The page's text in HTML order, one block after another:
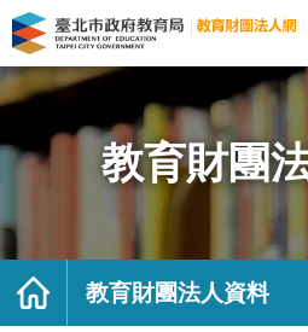
教
育
團
資
料
府
局
法
網
站
選
教育財團
首
教育財團法人資料